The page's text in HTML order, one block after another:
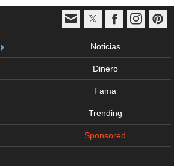
Noticias
Dinero
Fama
Trending
Sponsored